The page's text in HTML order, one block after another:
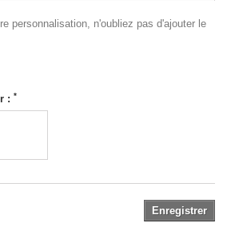
personnalisation, n'oubliez pas d'ajouter le
: *
Enregistrer